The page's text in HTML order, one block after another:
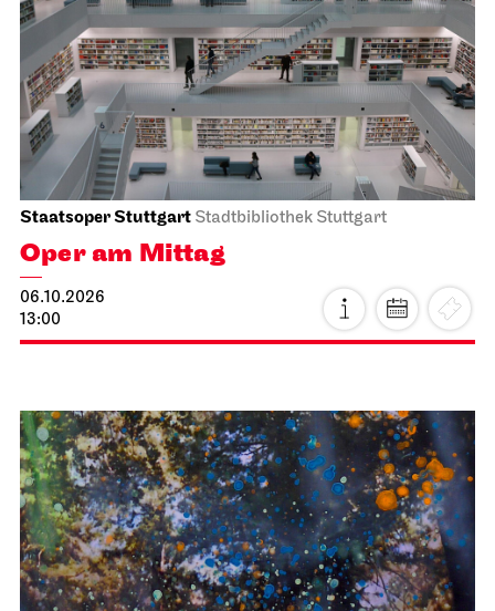
Staatsoper Stuttgart Stadtbibliothek Stuttgart
Oper am Mittag
06.10.2026
13:00